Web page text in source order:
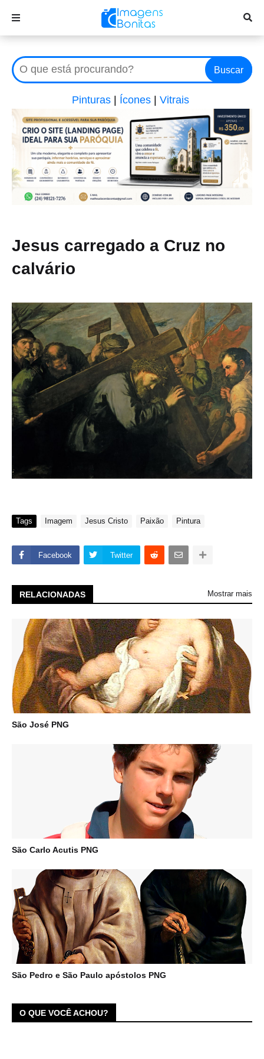
Buscar
Pinturas Ícones Vitrais
Jesus carregado a Cruz no
calvário
Tags Imagem Jesus Cristo Paixão Pintura
Facebook Twitter
RELACIONADAS Mostrar mais
São José PNG
São Carlo Acutis PNG
São Pedro e São Paulo apóstolos PNG
O QUE VOCÊ ACHOU?